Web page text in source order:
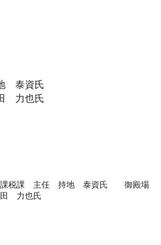
泰資氏
力也氏
課税課 主任 持地 泰資氏 御殿場
力也氏